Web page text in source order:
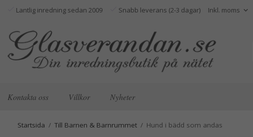
Lantlig inredning sedan 2009 Snabb leverans (2-3 dagar)
Kontakta oss Villkor Nyheter
Startsida / Till Barnen & Barnrummet / Hund i bädd som andas